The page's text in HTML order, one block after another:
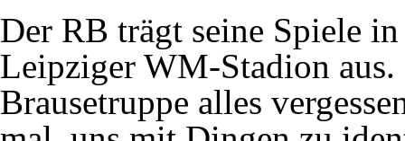
Der RB trägt seine Spiele
Leipziger WM-Stadion
Brausetruppe alles